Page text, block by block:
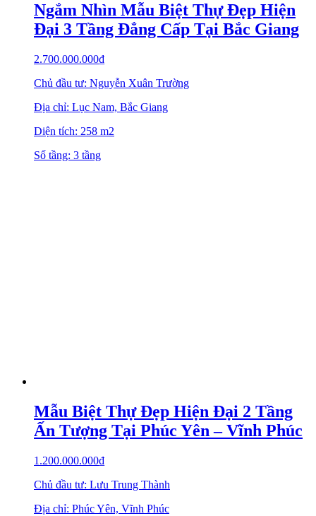
Ngắm Nhìn Mẫu Biệt Thự Đẹp Hiện
Đại 3 Tầng Đẳng Cấp Tại Bắc Giang
2.700.000.000₫
Chủ đầu tư: Nguyễn Xuân Trường
Địa chỉ: Lục Nam, Bắc Giang
Diện tích: 258 m2
Số tầng: 3 tầng
Mẫu Biệt Thự Đẹp Hiện Đại 2 Tầng
Ấn Tượng Tại Phúc Yên – Vĩnh Phúc
1.200.000.000₫
Chủ đầu tư: Lưu Trung Thành
Địa chỉ: Phúc Yên, Vĩnh Phúc